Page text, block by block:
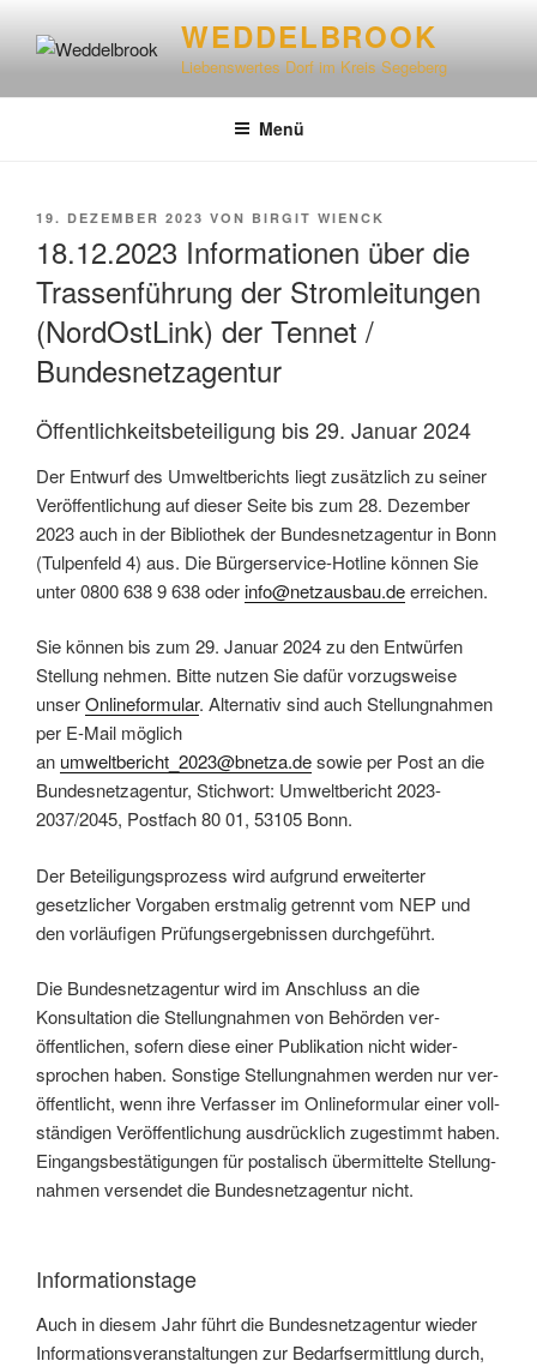
WEDDELBROOK
Liebenswertes Dorf im Kreis Segeberg
Menü
19. DEZEMBER 2023 VON BIRGIT WIENCK
18.12.2023 Informationen über die
Trassenführung der Stromleitungen
(NordOstLink) der Tennet /
Bundesnetzagentur
Öffentlichkeits­beteiligung bis 29. Januar 2024
Der Entwurf des Umwelt­berichts liegt zusätzlich zu seiner
Ver­öffentlichung auf dieser Seite bis zum 28. Dezember
2023 auch in der Bibliothek der Bundes­netz­agentur in Bonn
(Tulpenfeld 4) aus. Die Bürgerservice-Hotline können Sie
unter 0800 638 9 638 oderinfo@netzausbau.deerreichen.
Sie können bis zum 29. Januar 2024 zu den Entwürfen
Stellung nehmen. Bitte nutzen Sie dafür vorzugsweise
unserOnlineformular. Alternativ sind auch Stellung­nahmen
per E-Mail möglich
an umweltbericht_2023@bnetza.desowie per Post an die
Bundes­netz­agentur, Stichwort: Umweltbericht 2023-
2037/2045, Postfach 80 01, 53105 Bonn.
Der Beteiligungs­prozess wird aufgrund erweiterter
gesetzlicher Vorgaben erst­malig getrennt vom NEP und
den vor­läufigen Prüfungs­ergebnissen durch­geführt.
Die Bundes­netz­agentur wird im Anschluss an die
Konsultation die Stellung­nahmen von Behörden ver­
öffentlichen, sofern diese einer Publikation nicht wider­
sprochen haben. Sonstige Stellung­nahmen werden nur ver­
öffentlicht, wenn ihre Verfasser im Online­formular einer voll­
ständigen Ver­öffentlichung ausdrücklich zugestimmt haben.
Eingangs­bestätigungen für postalisch über­mittelte Stellung­
nahmen versendet die Bundes­netz­agentur nicht.
Informationstage
Auch in diesem Jahr führt die Bundes­netz­agentur wieder
Informations­veranstaltungen zur Bedarfs­ermittlung durch,